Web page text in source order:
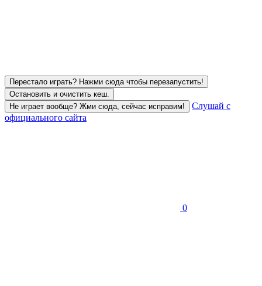
Перестало играть? Нажми сюда чтобы перезапустить!
Остановить и очистить кеш.
Не играет вообще? Жми сюда, сейчас исправим!
Слушай с
официального сайта
0